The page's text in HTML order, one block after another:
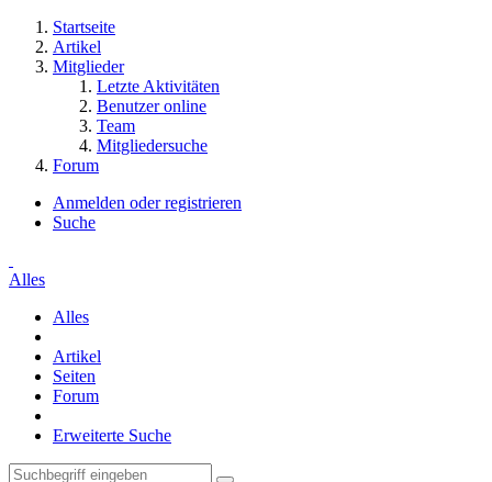
Startseite
Artikel
Mitglieder
Letzte Aktivitäten
Benutzer online
Team
Mitgliedersuche
Forum
Anmelden oder registrieren
Suche
Alles
Alles
Artikel
Seiten
Forum
Erweiterte Suche